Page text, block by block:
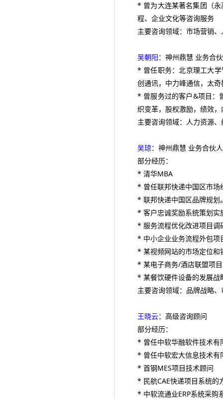
* 曾为大连某著名集团（
程、企业文化等咨询服务
主要咨询领域：市场营销
吴朝阳：神州鼎慧 业务合
* 曾任职务：北京理工大
创通讯，中力峰通信，太
* 曾服务过的客户&项目：
织变革，股权激励，绩效
主要咨询领域：人力资源
吴琼：神州鼎慧 业务合伙人
部分经历：
* 清华MBA
* 曾任联邦快递中国区市场
* 联邦快递中国区品牌规划
* 客户忠诚奖励系统策划实
* 服务流程优化改进项目调
* 中小企业业务流程外包项
* 某视频网站的市场定位和
* 某电子商务/酒店联盟项
* 某餐饮硬件设备的发展战
主要咨询领域：品牌战略
王晓云：高级咨询顾问
部分经历：
* 曾任中软华融软件技术有
* 曾任中软宏大信息技术有
* 首钢MES项目技术顾问
* 民航CAE快递项目系统的
* 中软流通业ERP系统采购